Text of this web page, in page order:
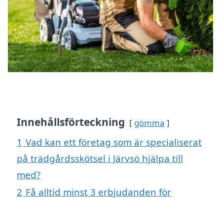
Innehållsförteckning gömma
1 Vad kan ett företag som är specialiserat
på trädgårdsskötsel i Järvsö hjälpa till
med?
2 Få alltid minst 3 erbjudanden för